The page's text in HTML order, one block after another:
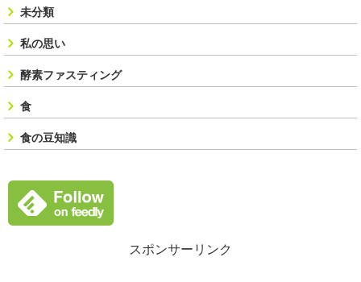
未分類
私の思い
酵素ファスティング
食
食の豆知識
スポンサーリンク